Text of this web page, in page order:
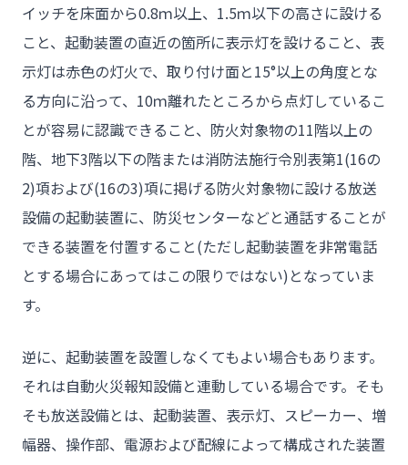
イッチを床面から0.8ｍ以上、1.5ｍ以下の高さに設ける
こと、起動装置の直近の箇所に表示灯を設けること、表
示灯は赤色の灯火で、取り付け面と15°以上の角度とな
る方向に沿って、10ｍ離れたところから点灯しているこ
とが容易に認識できること、防火対象物の11階以上の
階、地下3階以下の階または消防法施行令別表第1(16の
2)項および(16の3)項に掲げる防火対象物に設ける放送
設備の起動装置に、防災センターなどと通話することが
できる装置を付置すること(ただし起動装置を非常電話
とする場合にあってはこの限りではない)となっていま
す。
逆に、起動装置を設置しなくてもよい場合もあります。
それは自動火災報知設備と連動している場合です。そも
そも放送設備とは、起動装置、表示灯、スピーカー、増
幅器、操作部、電源および配線によって構成された装置